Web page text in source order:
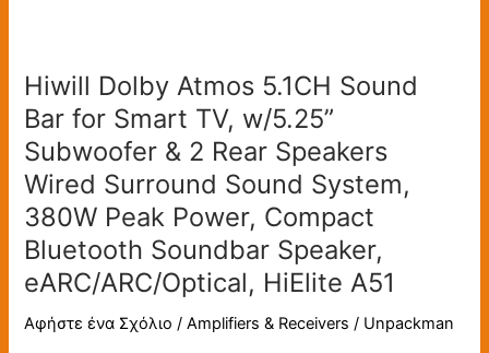
3D
Surround
Sound
System
for
TV
Speaker,
eARC/OTP/AUX
Hiwill Dolby Atmos 5.1CH Sound
Bar for Smart TV, w/5.25”
Subwoofer & 2 Rear Speakers
Wired Surround Sound System,
380W Peak Power, Compact
Bluetooth Soundbar Speaker,
eARC/ARC/Optical, HiElite A51
Αφήστε ένα Σχόλιο /Amplifiers & Receivers / Unpackman
Atmos
5.1CH
Sound
Bar
for
Smart
TV,
w/5.25”
Subwoofer
&